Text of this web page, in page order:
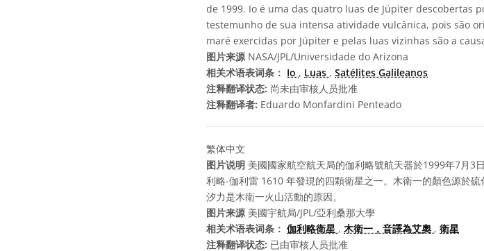
de 1999. Io é uma das quatro luas de Júpiter descobertas
testemunho de sua intensa atividade vulcânica, pois são
maré exercidas por Júpiter e pelas luas vizinhas são a
图片来源NASA/JPL/Universidade do Arizona
相关术语表词条： Io , Luas , Satélites Galileanos
注释翻译状态: 尚未由审核人员批准
注释翻译者: Eduardo Monfardini Penteado
繁体中文
图片说明 美國國家航空航天局的伽利略號航天器於1999年7月3
利略-伽利雷 1610 年發現的四顆衛星之一。木衛一的顏色源於
汐力是木衛一火山活動的原因。
图片来源美國宇航局/JPL/亞利桑那大學
相关术语表词条： 伽利略衛星 , 木衛一，音譯為艾奧 , 衛星
注释翻译状态: 已由审核人员批准